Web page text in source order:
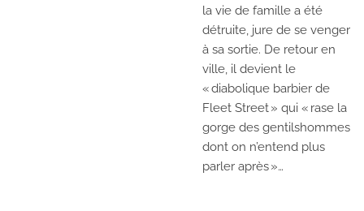
la vie de famille a été
détruite, jure de se venger
à sa sortie. De retour en
ville, il devient le
« diabolique barbier de
Fleet Street » qui « rase la
gorge des gentilshommes
dont on n’entend plus
parler après »…